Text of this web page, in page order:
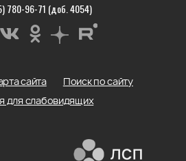
780-96-71 (доб. 4054)
сайта
Поиск по сайту
для слабовидящих